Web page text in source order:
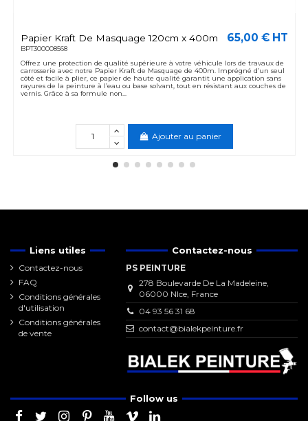
Papier Kraft De Masquage 120cm x 400m
BPT300008568
65,00 € HT
Offrez une protection de qualité supérieure à votre véhicule lors de travaux de
carrosserie avec notre Papier Kraft de Masquage de 400m. Imprégné d’un seul
côté et facile à plier, ce papier de haute qualité garantit une application sans
rayures de la peinture à l’eau ou base solvant, tout en résistant aux couches de
vernis. Grâce à sa formule non...
Ajouter au panier
Liens utiles
Contactez-nous
FAQ
Conditions générales
d'utilisation
Conditions générales
de vente
Contactez-nous
PS PEINTURE
278 Boulevarde De La Madeleine,
06000 NIce, France
04 93 56 31 68
contact@bialekpeinture.fr
Follow us